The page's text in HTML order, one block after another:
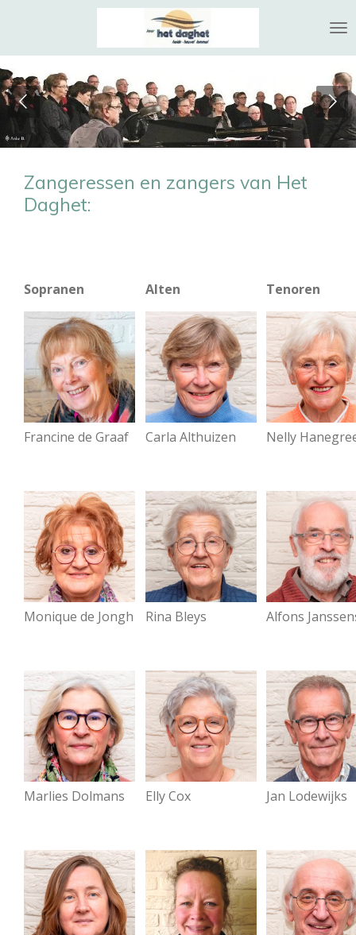
naar
de
hoofdinhoud
Zangeressen en zangers van Het
Daghet:
Sopranen
Francine de Graaf
Monique de Jongh
Marlies Dolmans
Alten
Carla Althuizen
Rina Bleys
Elly Cox
Tenoren
Nelly
Alfons
Jan Lodewijks